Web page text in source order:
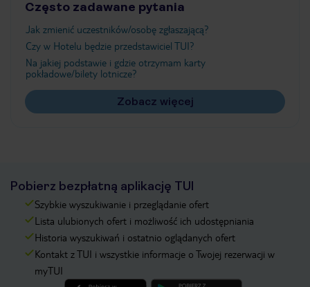
Często zadawane pytania
Jak zmienić uczestników/osobę zgłaszającą?
Czy w Hotelu będzie przedstawiciel TUI?
Na jakiej podstawie i gdzie otrzymam karty
pokładowe/bilety lotnicze?
Zobacz więcej
Pobierz bezpłatną aplikację TUI
Szybkie wyszukiwanie i przeglądanie ofert
Lista ulubionych ofert i możliwość ich udostępniania
Historia wyszukiwań i ostatnio oglądanych ofert
Kontakt z TUI i wszystkie informacje o Twojej rezerwacji w
myTUI